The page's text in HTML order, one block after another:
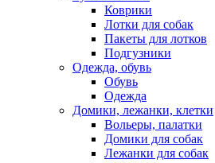
Коврики
Лотки для собак
Пакеты для лотков
Подгузники
Одежда, обувь
Обувь
Одежда
Домики, лежанки, клетки
Вольеры, палатки
Домики для собак
Лежанки для собак